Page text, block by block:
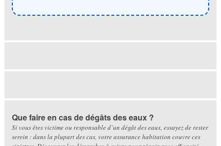
Que faire en cas de dégâts des eaux ?
Si vous êtes victime ou responsable d’un dégât des eaux, essayez de rester
serein : dans la plupart des cas, votre assurance habitation couvre ces